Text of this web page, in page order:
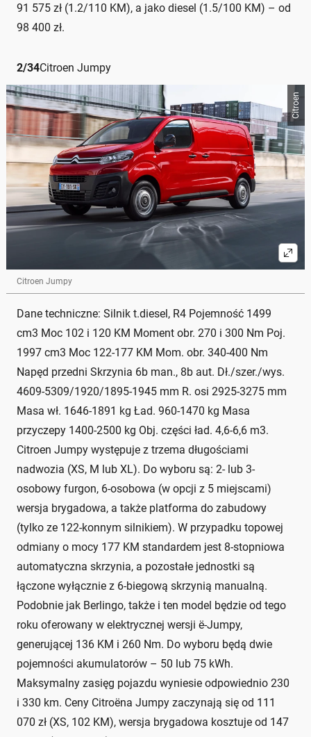
91 575 zł (1.2/110 KM), a jako diesel (1.5/100 KM) – od
98 400 zł.
2/34Citroen Jumpy
Citroen
Citroen Jumpy
Dane techniczne: Silnik t.diesel, R4 Pojemność 1499
cm3 Moc 102 i 120 KM Moment obr. 270 i 300 Nm Poj.
1997 cm3 Moc 122-177 KM Mom. obr. 340-400 Nm
Napęd przedni Skrzynia 6b man., 8b aut. Dł./szer./wys.
4609-5309/1920/1895-1945 mm R. osi 2925-3275 mm
Masa wł. 1646-1891 kg Ład. 960-1470 kg Masa
przyczepy 1400-2500 kg Obj. części ład. 4,6-6,6 m3.
Citroen Jumpy występuje z trzema długościami
nadwozia (XS, M lub XL). Do wyboru są: 2- lub 3-
osobowy furgon, 6-osobowa (w opcji z 5 miejscami)
wersja brygadowa, a także platforma do zabudowy
(tylko ze 122-konnym silnikiem). W przypadku topowej
odmiany o mocy 177 KM standardem jest 8-stopniowa
automatyczna skrzynia, a pozostałe jednostki są
łączone wyłącznie z 6-biegową skrzynią manualną.
Podobnie jak Berlingo, także i ten model będzie od tego
roku oferowany w elektrycznej wersji ë-Jumpy,
generującej 136 KM i 260 Nm. Do wyboru będą dwie
pojemności akumulatorów – 50 lub 75 kWh.
Maksymalny zasięg pojazdu wyniesie odpowiednio 230
i 330 km. Ceny Citroëna Jumpy zaczynają się od 111
070 zł (XS, 102 KM), wersja brygadowa kosztuje od 147